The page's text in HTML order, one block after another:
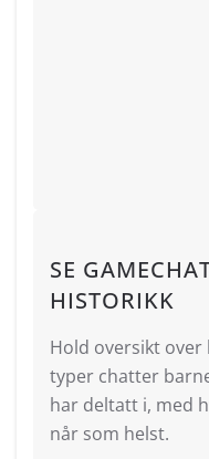
SE
HISTORIKK
Hold oversikt over
typer chatter
har deltatt i, med
når som helst.